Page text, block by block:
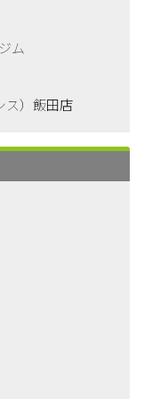
ム
ス）飯田店